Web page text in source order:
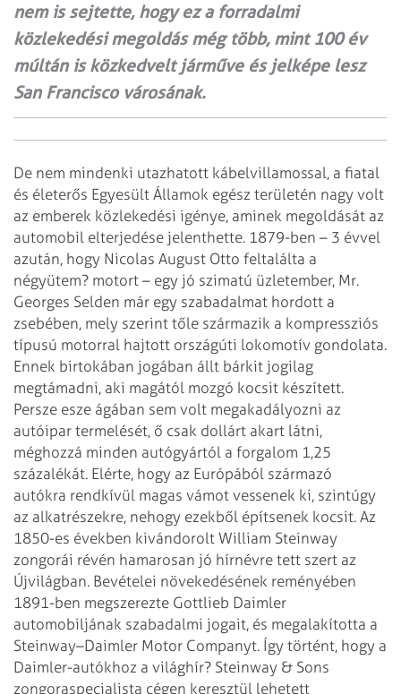
nem is sejtette, hogy ez a forradalmi
közlekedési megoldás még több, mint 100 év
múltán is közkedvelt járműve és jelképe lesz
San Francisco városának.
De nem mindenki utazhatott kábelvillamossal, a fiatal
és életerős Egyesült Államok egész területén nagy volt
az emberek közlekedési igénye, aminek megoldását az
automobil elterjedése jelenthette. 1879-ben – 3 évvel
azután, hogy Nicolas August Otto feltalálta a
négyütem? motort – egy jó szimatú üzletember, Mr.
Georges Selden már egy szabadalmat hordott a
zsebében, mely szerint tőle származik a kompressziós
típusú motorral hajtott országúti lokomotív gondolata.
Ennek birtokában jogában állt bárkit jogilag
megtámadni, aki magától mozgó kocsit készített.
Persze esze ágában sem volt megakadályozni az
autóipar termelését, ő csak dollárt akart látni,
méghozzá minden autógyártól a forgalom 1,25
százalékát. Elérte, hogy az Európából származó
autókra rendkívül magas vámot vessenek ki, szintúgy
az alkatrészekre, nehogy ezekből építsenek kocsit. Az
1850-es években kivándorolt William Steinway
zongorái révén hamarosan jó hírnévre tett szert az
Újvilágban. Bevételei növekedésének reményében
1891-ben megszerezte Gottlieb Daimler
automobiljának szabadalmi jogait, és megalakította a
Steinway–Daimler Motor Companyt. Így történt, hogy a
Daimler-autókhoz a világhír? Steinway & Sons
zongoraspecialista cégen keresztül lehetett